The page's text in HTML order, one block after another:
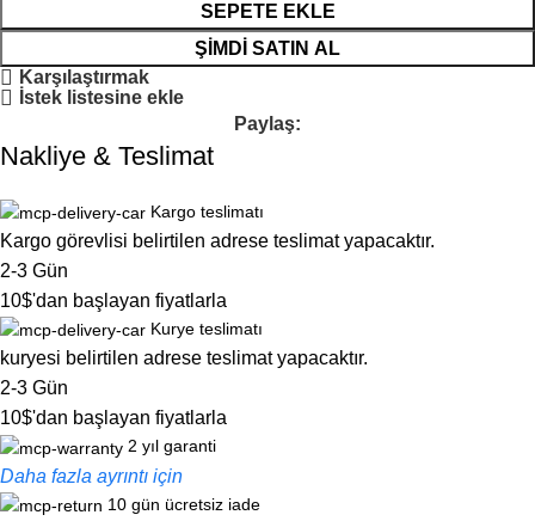
SEPETE EKLE
ŞIMDI SATIN AL
Karşılaştırmak
İstek listesine ekle
Paylaş:
Nakliye & Teslimat
Kargo teslimatı
Kargo görevlisi belirtilen adrese teslimat yapacaktır.
2-3 Gün
10$'dan başlayan fiyatlarla
Kurye teslimatı
kuryesi belirtilen adrese teslimat yapacaktır.
2-3 Gün
10$'dan başlayan fiyatlarla
2 yıl garanti
Daha fazla ayrıntı için
10 gün ücretsiz iade